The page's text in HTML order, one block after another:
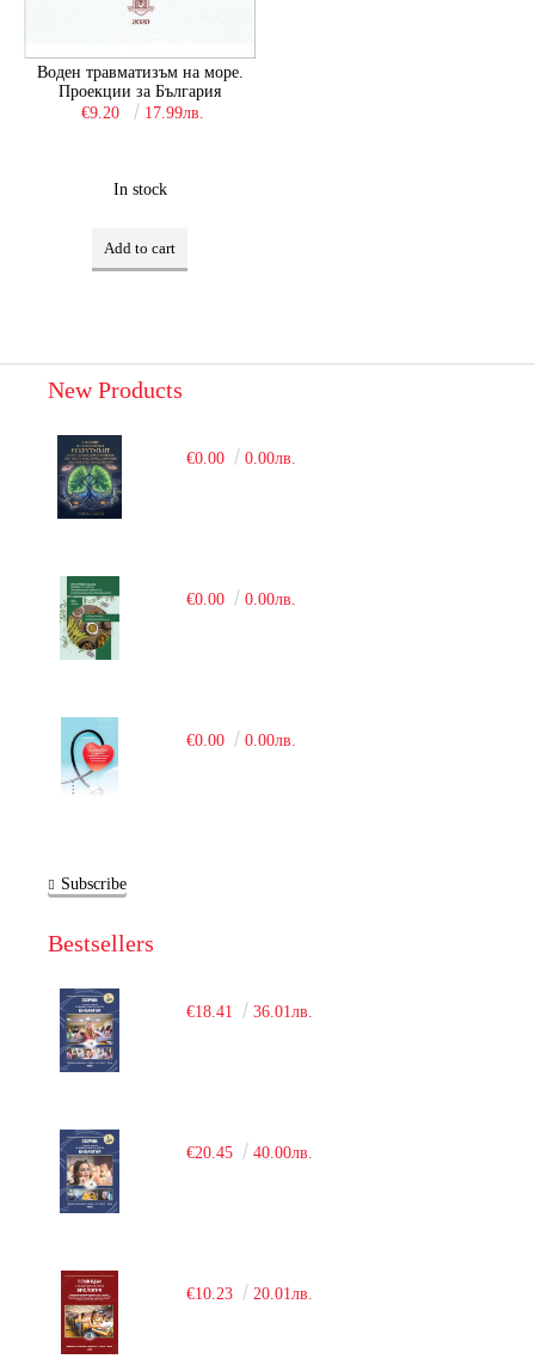
Воден травматизъм на море.
Проекции за България
€9.20
17.99лв.
In stock
New Products
€0.00 0.00лв.
€0.00 0.00лв.
€0.00 0.00лв.
Subscribe
Bestsellers
€18.41 36.01лв.
€20.45 40.00лв.
€10.23 20.01лв.